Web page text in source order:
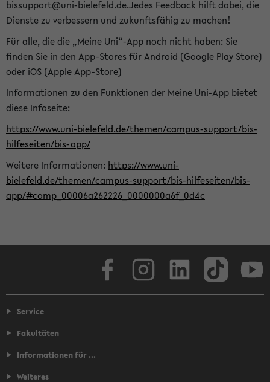
bissupport@uni-bielefeld.de.Jedes Feedback hilft dabei, die
Dienste zu verbessern und zukunftsfähig zu machen!
Für alle, die die „Meine Uni“-App noch nicht haben: Sie
finden Sie in den App-Stores für Android (Google Play Store)
oder iOS (Apple App-Store)
Informationen zu den Funktionen der Meine Uni-App bietet
diese Infoseite:
https://www.uni-bielefeld.de/themen/campus-support/bis-
hilfeseiten/bis-app/
Weitere Informationen: https://www.uni-
bielefeld.de/themen/campus-support/bis-hilfeseiten/bis-
app/#comp_00006a262226_0000000a6f_0d4c
Service
Fakultäten
Informationen für ...
Weiteres